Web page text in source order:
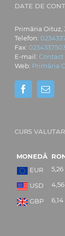
DATE DE
Primăria Oituz,
Telefon:
Fax:
E-mail: Contact
Web: Primăria
CURS VALUTAR
MONEDĂ
EUR
5,26
USD 4,56
GBP 6,14